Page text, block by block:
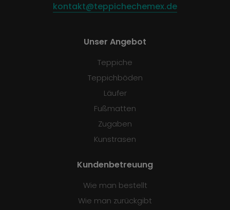
kontakt@teppichechemex.de
Unser Angebot
Teppiche
Teppichböden
Läufer
Fußmatten
Zugaben
Kunstrasen
Kundenbetreuung
Wie man bestellt
Wie man zurückgibt